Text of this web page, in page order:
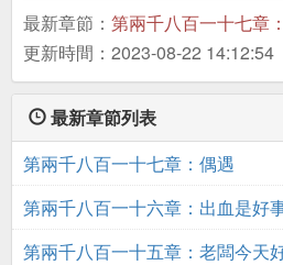
最新章節： 第兩千八百一十七章
更新時間：2023-08-22 14:12:54
最新章節列表
第兩千八百一十七章：偶遇
第兩千八百一十六章：出血是好
第兩千八百一十五章：老闆今天